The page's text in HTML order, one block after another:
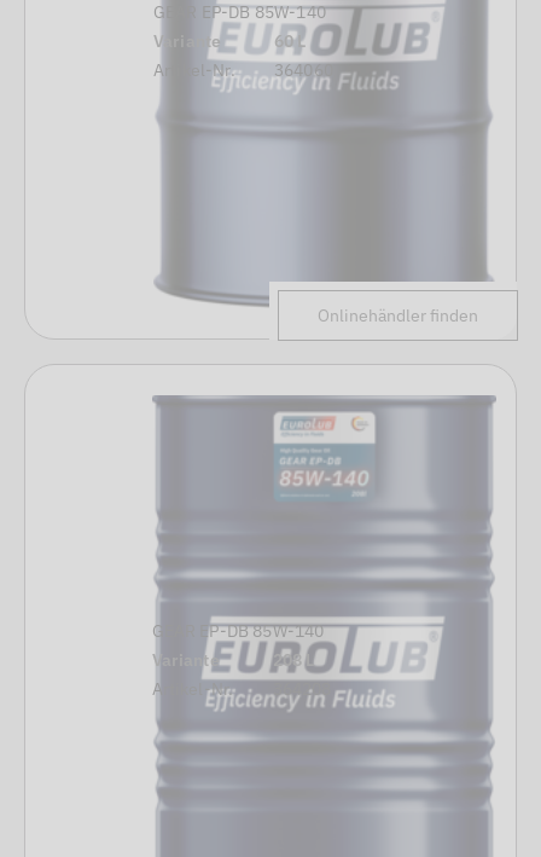
GEAR EP-DB 85W-140
Variante
60 L
Artikel-Nr.
364060
Onlinehändler finden
GEAR EP-DB 85W-140
Variante
208 L
Artikel-Nr.
364208